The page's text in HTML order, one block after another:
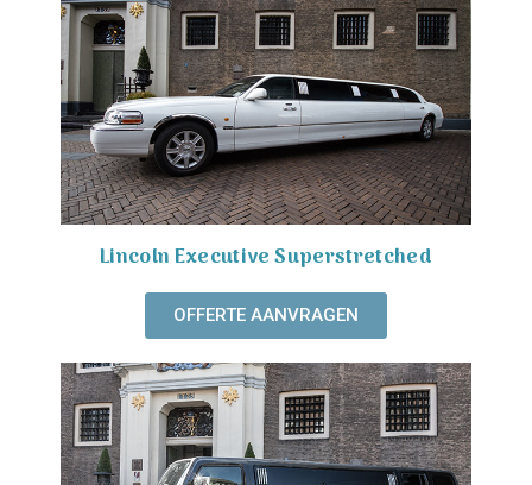
Lincoln Executive Superstretched
OFFERTE AANVRAGEN